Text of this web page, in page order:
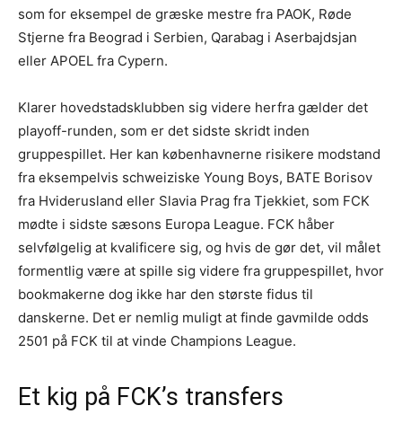
som for eksempel de græske mestre fra PAOK, Røde
Stjerne fra Beograd i Serbien, Qarabag i Aserbajdsjan
eller APOEL fra Cypern.
Klarer hovedstadsklubben sig videre herfra gælder det
playoff-runden, som er det sidste skridt inden
gruppespillet. Her kan københavnerne risikere modstand
fra eksempelvis schweiziske Young Boys, BATE Borisov
fra Hviderusland eller Slavia Prag fra Tjekkiet, som FCK
mødte i sidste sæsons Europa League. FCK håber
selvfølgelig at kvalificere sig, og hvis de gør det, vil målet
formentlig være at spille sig videre fra gruppespillet, hvor
bookmakerne dog ikke har den største fidus til
danskerne. Det er nemlig muligt at finde gavmilde odds
2501 på FCK til at vinde Champions League.
Et kig på FCK’s transfers